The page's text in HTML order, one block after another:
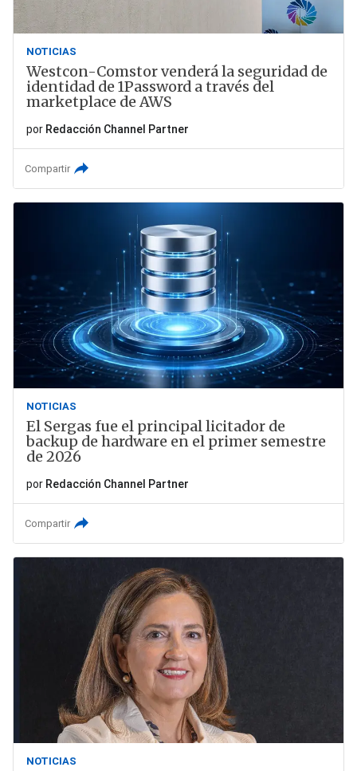
NOTICIAS
Westcon-Comstor venderá la seguridad de
identidad de 1Password a través del
marketplace de AWS
por Redacción Channel Partner
Compartir
NOTICIAS
El Sergas fue el principal licitador de
backup de hardware en el primer semestre
de 2026
por Redacción Channel Partner
Compartir
NOTICIAS